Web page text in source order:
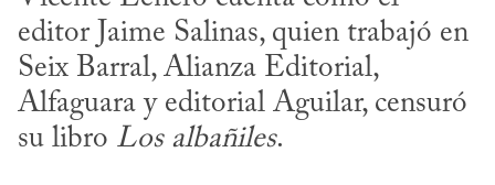
editor Jaime Salinas, quien trabajó en
Seix Barral, Alianza Editorial,
Alfaguara y editorial Aguilar, censuró
su libro Los albañiles.